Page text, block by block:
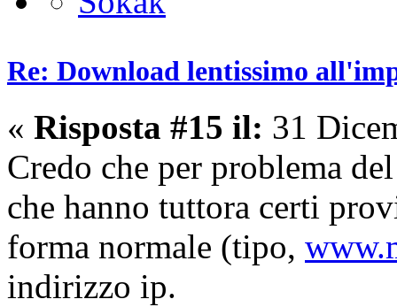
Re: Download lentissimo
« Risposta #15 il: 31
Credo che per problema
che hanno tuttora certi
forma normale (tipo,
indirizzo ip.